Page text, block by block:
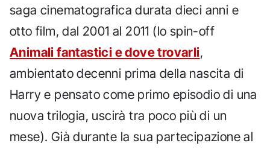
saga cinematografica durata dieci anni e
otto film, dal 2001 al 2011 (lo spin-off
Animali fantastici e dove trovarli,
ambientato decenni prima della nascita di
Harry e pensato come primo episodio di una
nuova trilogia, uscirà tra poco più di un
mese). Già durante la sua partecipazione al